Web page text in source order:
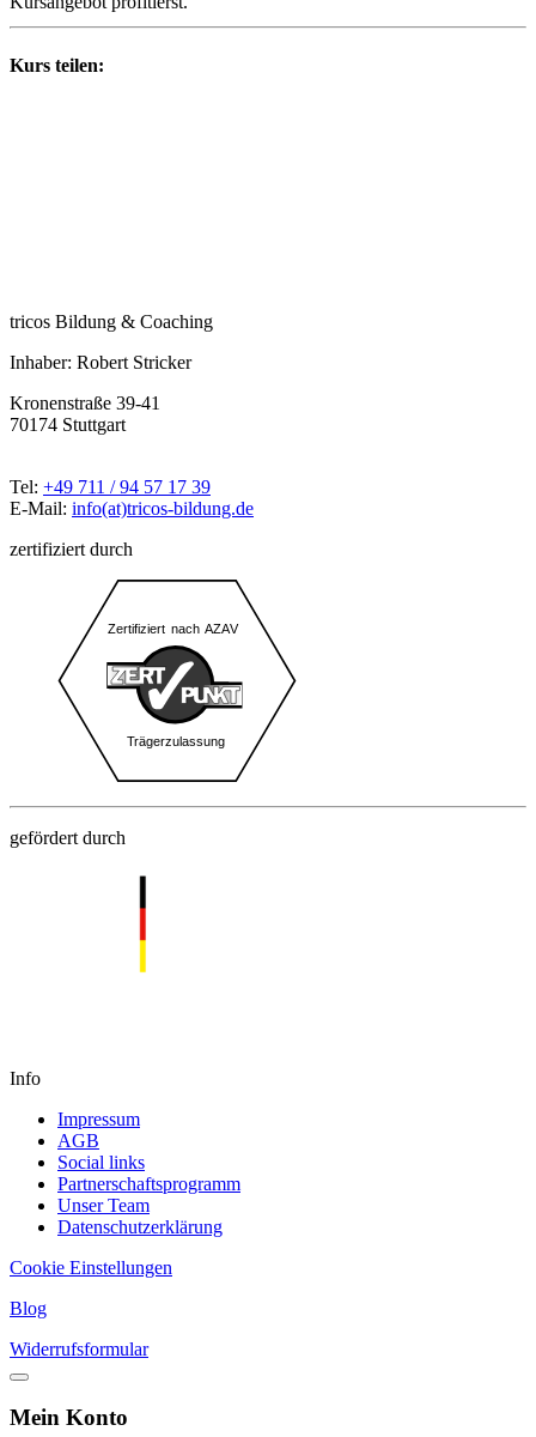
Kurs teilen:
tricos Bildung & Coaching
Inhaber: Robert Stricker
Kronenstraße 39-41
70174 Stuttgart
Tel: +49 711 / 94 57 17 39
E-Mail: info(at)tricos-bildung.de
zertifiziert durch
gefördert durch
Info
Impressum
AGB
Social links
Partnerschaftsprogramm
Unser Team
Datenschutzerklärung
Cookie Einstellungen
Blog
Widerrufsformular
Mein Konto